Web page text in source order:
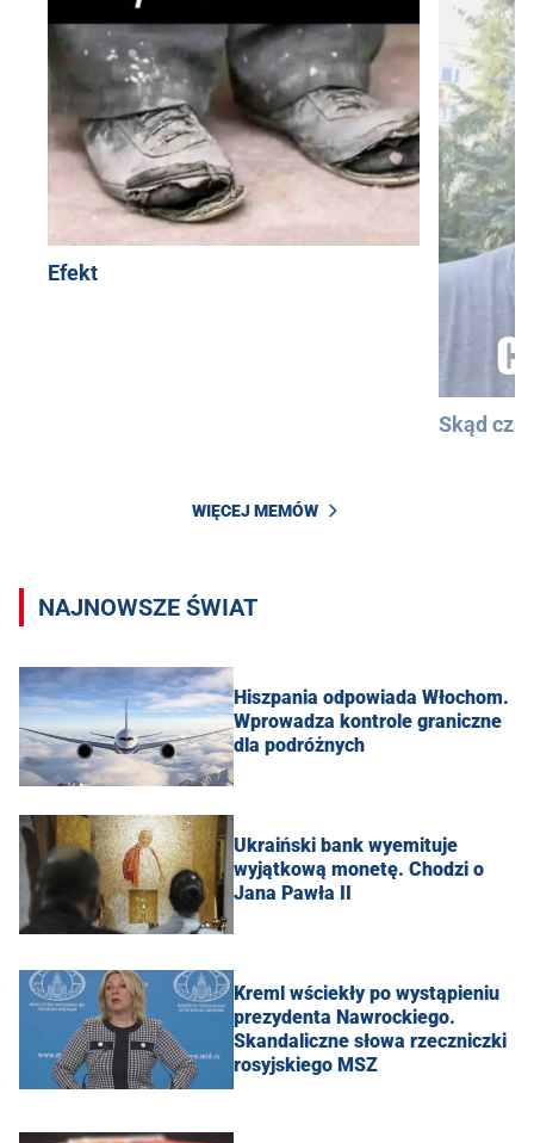
Efekt
Skąd
WIĘCEJ MEMÓW
NAJNOWSZE ŚWIAT
Hiszpania odpowiada Włochom.
Wprowadza kontrole graniczne
dla podróżnych
Ukraiński bank wyemituje
wyjątkową monetę. Chodzi o
Jana Pawła II
Kreml wściekły po wystąpieniu
prezydenta Nawrockiego.
Skandaliczne słowa rzeczniczki
rosyjskiego MSZ